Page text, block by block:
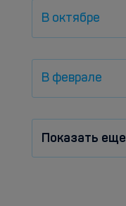
В октябре
В феврале
Показать еще